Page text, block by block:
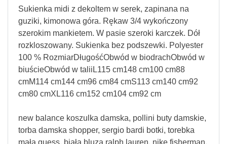
Sukienka midi z dekoltem w serek, zapinana na
guziki, kimonowa góra. Rękaw 3/4 wykończony
szerokim mankietem. W pasie szeroki karczek. Dół
rozkloszowany. Sukienka bez podszewki. Polyester
100 % RozmiarDługośćObwód w biodrachObwód w
biuścieObwód w taliiL115 cm148 cm100 cm88
cmM114 cm144 cm96 cm84 cmS113 cm140 cm92
cm80 cmXL116 cm152 cm104 cm92 cm
new balance koszulka damska, pollini buty damskie,
torba damska shopper, sergio bardi botki, torebka